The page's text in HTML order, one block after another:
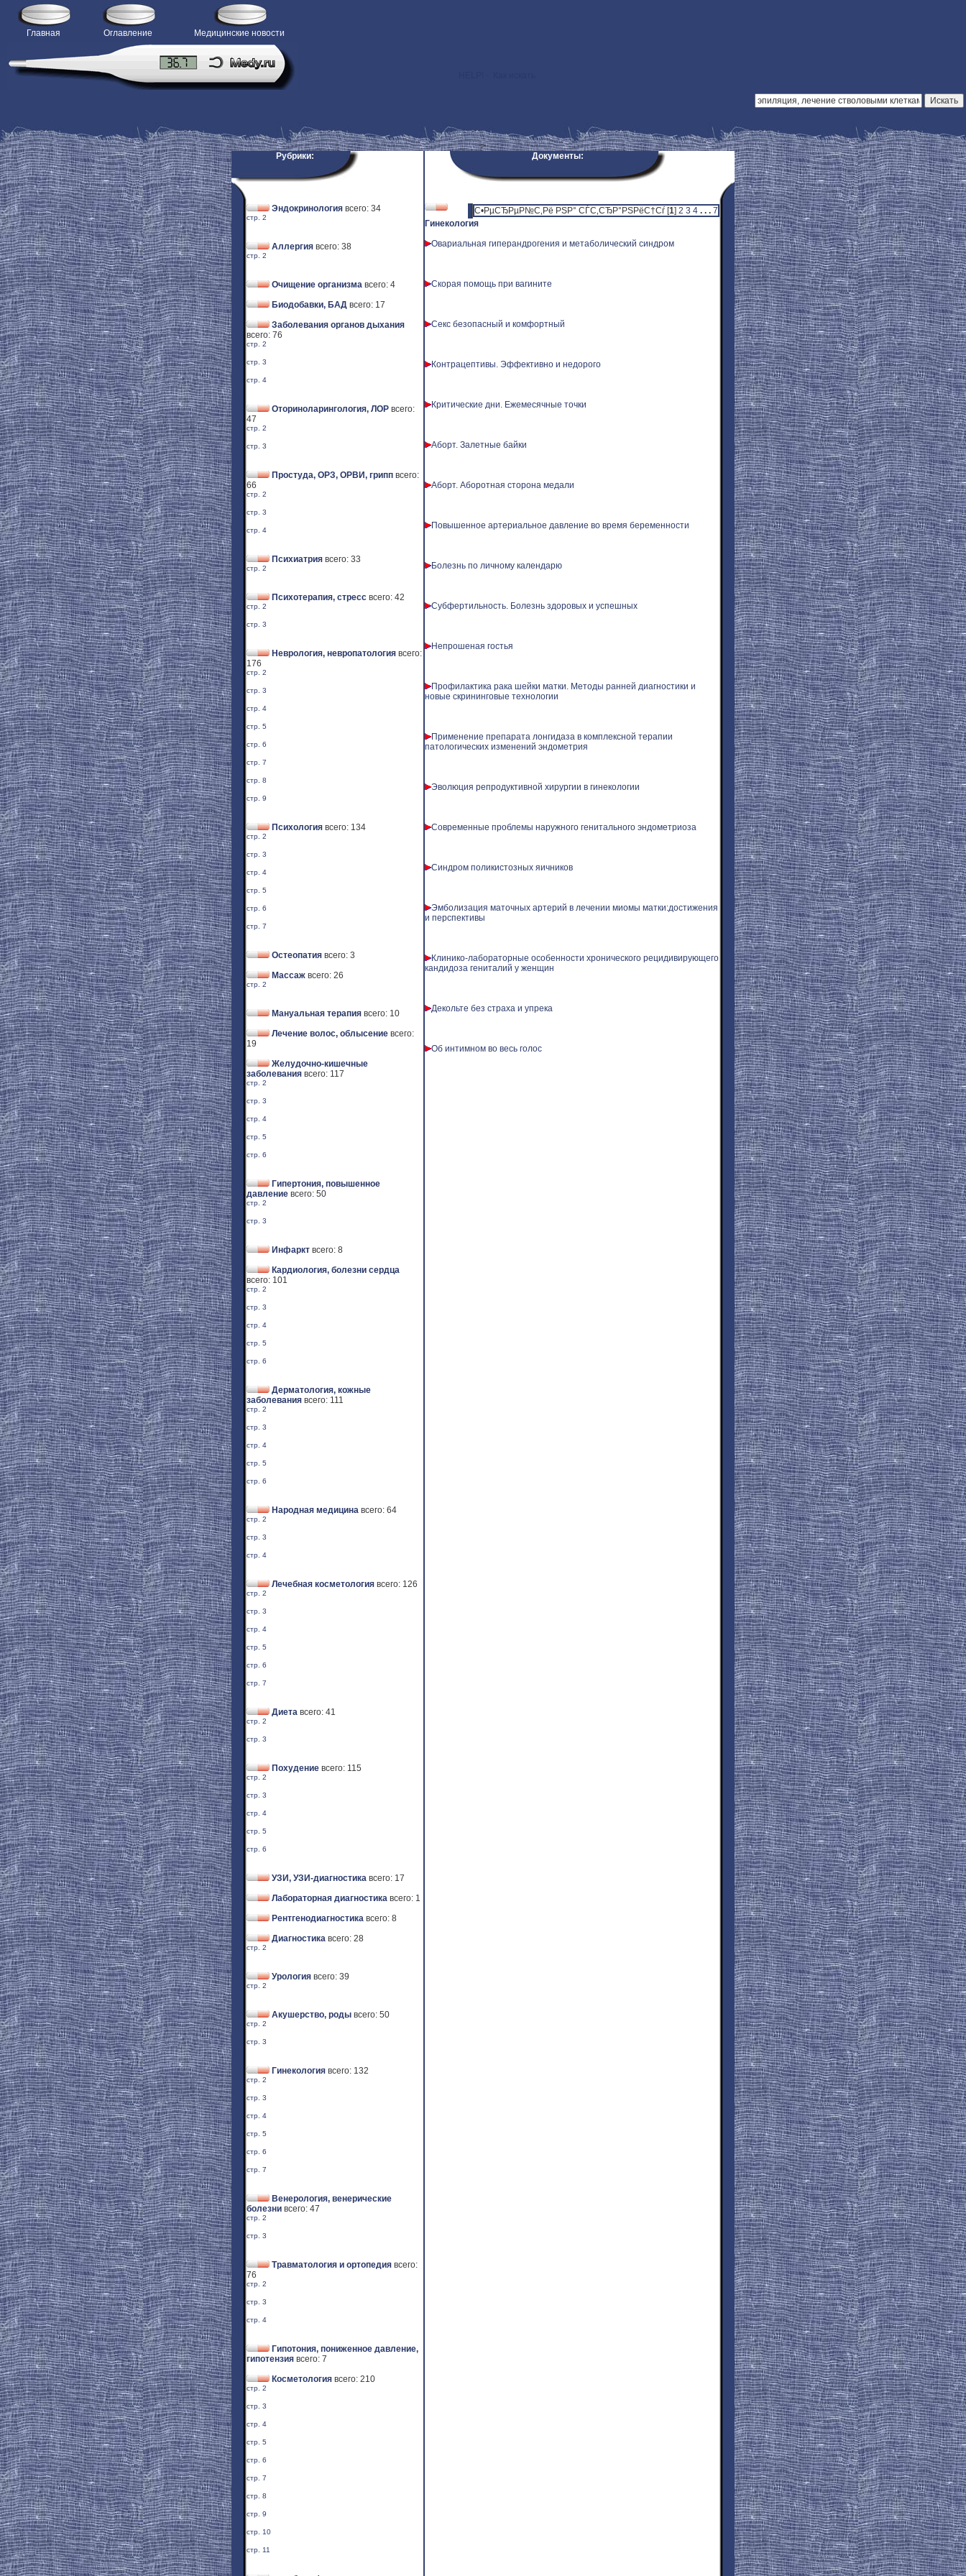
Главная Оглавление Медицинские новости
>
Рубрики:
Документы:
Эндокринология всего: 34
стр. 2
Аллергия всего: 38
стр. 2
Очищение организма всего: 4
Биодобавки, БАД всего: 17
Заболевания органов дыхания
всего: 76
стр. 2
стр. 3
стр. 4
Оториноларингология, ЛОР всего:
47
стр. 2
стр. 3
Простуда, ОРЗ, ОРВИ, грипп всего:
66
стр. 2
стр. 3
стр. 4
Психиатрия всего: 33
стр. 2
Психотерапия, стресс всего: 42
стр. 2
стр. 3
Неврология, невропатология всего:
176
стр. 2
стр. 3
стр. 4
стр. 5
стр. 6
стр. 7
стр. 8
стр. 9
Психология всего: 134
стр. 2
стр. 3
стр. 4
стр. 5
стр. 6
стр. 7
Остеопатия всего: 3
Массаж всего: 26
стр. 2
Мануальная терапия всего: 10
Лечение волос, облысение всего:
19
Желудочно-кишечные
заболевания всего: 117
стр. 2
стр. 3
стр. 4
стр. 5
стр. 6
Гипертония, повышенное
давление всего: 50
стр. 2
стр. 3
Инфаркт всего: 8
Кардиология, болезни сердца
всего: 101
стр. 2
стр. 3
стр. 4
стр. 5
стр. 6
Дерматология, кожные
заболевания всего: 111
стр. 2
стр. 3
стр. 4
стр. 5
стр. 6
Народная медицина всего: 64
стр. 2
стр. 3
стр. 4
Лечебная косметология всего: 126
стр. 2
стр. 3
стр. 4
стр. 5
стр. 6
стр. 7
Диета всего: 41
стр. 2
стр. 3
Похудение всего: 115
стр. 2
стр. 3
стр. 4
стр. 5
стр. 6
УЗИ, УЗИ-диагностика всего: 17
Лабораторная диагностика всего: 1
Рентгенодиагностика всего: 8
Диагностика всего: 28
стр. 2
Урология всего: 39
стр. 2
Акушерство, роды всего: 50
стр. 2
стр. 3
Гинекология всего: 132
стр. 2
стр. 3
стр. 4
стр. 5
стр. 6
стр. 7
Венерология, венерические
болезни всего: 47
стр. 2
стр. 3
Травматология и ортопедия всего:
76
стр. 2
стр. 3
стр. 4
Гипотония, пониженное давление,
гипотензия всего: 7
Косметология всего: 210
стр. 2
стр. 3
стр. 4
стр. 5
стр. 6
стр. 7
стр. 8
стр. 9
стр. 10
стр. 11
С•РµСЂРµР№С‚Рё РЅР° СЃС‚СЂР°РЅРёС†Сѓ [1] 2 3 4 . . . 7
Гинекология
Овариальная гиперандрогения и метаболический синдром
Скорая помощь при вагините
Секс безопасный и комфортный
Контрацептивы. Эффективно и недорого
Критические дни. Ежемесячные точки
Аборт. Залетные байки
Аборт. Аборотная сторона медали
Повышенное артериальное давление во время беременности
Болезнь по личному календарю
Субфертильность. Болезнь здоровых и успешных
Непрошеная гостья
Профилактика рака шейки матки. Методы ранней диагностики и
новые скрининговые технологии
Применение препарата лонгидаза в комплексной терапии
патологических изменений эндометрия
Эволюция репродуктивной хирургии в гинекологии
Современные проблемы наружного генитального эндометриоза
Синдром поликистозных яичников
Эмболизация маточных артерий в лечении миомы матки:достижения
и перспективы
Клинико-лабораторные особенности хронического рецидивирующего
кандидоза гениталий у женщин
Декольте без страха и упрека
Об интимном во весь голос